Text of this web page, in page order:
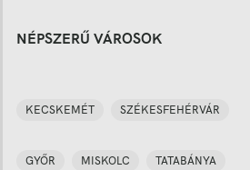
NÉPSZERŰ VÁROSOK
KECSKEMÉT SZÉKESFEHÉRVÁR
GYŐR MISKOLC TATABÁNYA